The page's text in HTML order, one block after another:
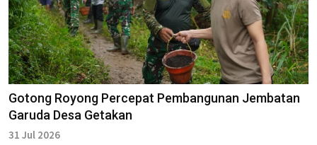
Gotong Royong Percepat Pembangunan Jembatan
Garuda Desa Getakan
31 Jul 2026